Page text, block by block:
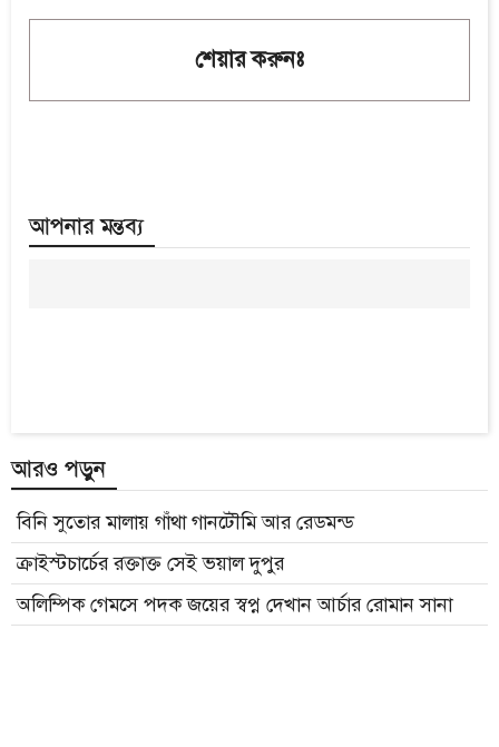
শেয়ার করুনঃ
আপনার মন্তব্য
আরও পড়ুন
বিনি সুতোর মালায় গাঁথা গানটৌমি আর রেডমন্ড
ক্রাইস্টচার্চের রক্তাক্ত সেই ভয়াল দুপুর
অলিম্পিক গেমসে পদক জয়ের স্বপ্ন দেখান আর্চার রোমান সানা